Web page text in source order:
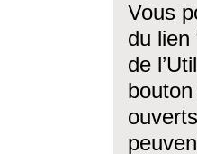
Vous
du lien
de